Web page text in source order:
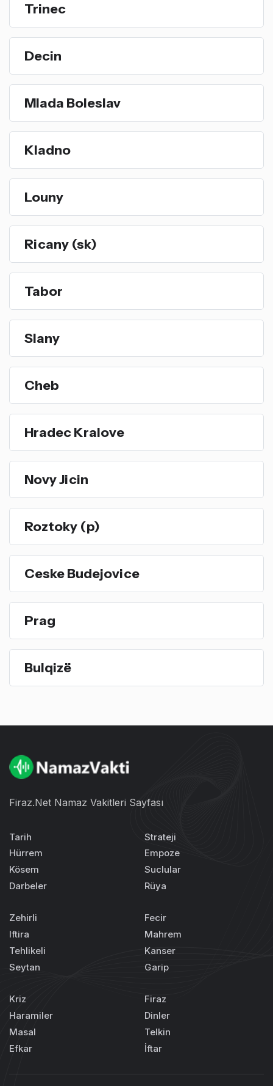
Trinec
Decin
Mlada Boleslav
Kladno
Louny
Ricany (sk)
Tabor
Slany
Cheb
Hradec Kralove
Novy Jicin
Roztoky (p)
Ceske Budejovice
Prag
Bulqizë
Firaz.Net Namaz Vakitleri Sayfası
Tarih
Hürrem
Kösem
Darbeler
Strateji
Empoze
Suclular
Rüya
Zehirli
Iftira
Tehlikeli
Seytan
Fecir
Mahrem
Kanser
Garip
Kriz
Haramiler
Masal
Efkar
Firaz
Dinler
Telkin
İftar